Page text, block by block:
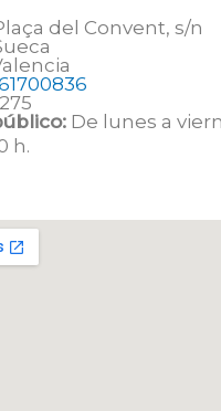
del Convent, s/n
De lunes a
h.